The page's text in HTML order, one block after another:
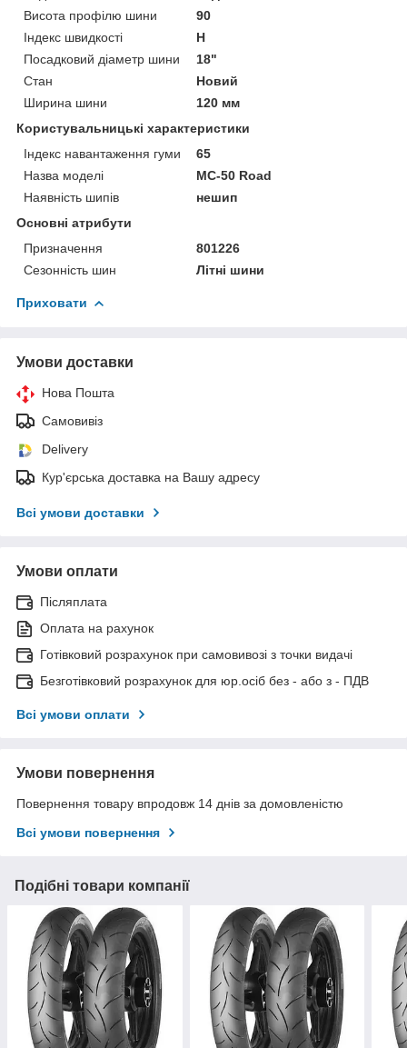
Висота профілю шини
90
Індекс швидкості
H
Посадковий діаметр шини
18"
Стан
Новий
Ширина шини
120 мм
Користувальницькі характеристики
Індекс навантаження гуми
65
Назва моделі
MC-50 Road
Наявність шипів
нешип
Основні атрибути
Призначення
801226
Сезонність шин
Літні шини
Приховати
Умови доставки
Нова Пошта
Самовивіз
Delivery
Кур'єрська доставка на Вашу адресу
Всі умови доставки
Умови оплати
Післяплата
Оплата на рахунок
Готівковий розрахунок при самовивозі з точки видачі
Безготівковий розрахунок для юр.осіб без - або з - ПДВ
Всі умови оплати
Умови повернення
Повернення товару впродовж 14 днів за домовленістю
Всі умови повернення
Подібні товари компанії